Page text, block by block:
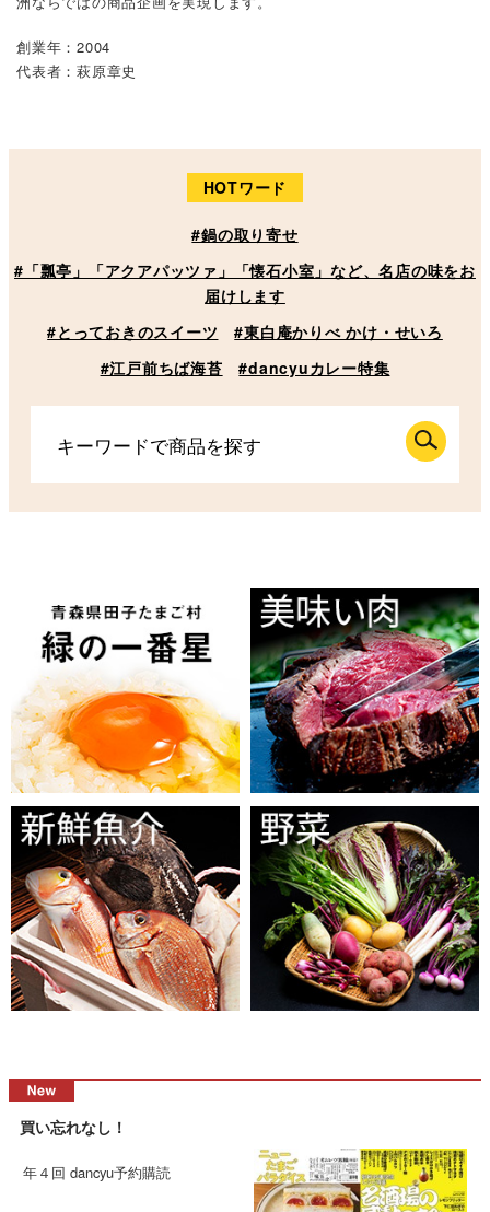
創業年：2004
代表者：萩原章史
HOTワード
#鍋の取り寄せ
#「瓢亭」「アクアパッツァ」「懐石小室」など、名店の味をお
届けします
#とっておきのスイーツ
#東白庵かりべ かけ・せいろ
#江戸前ちば海苔
#dancyuカレー特集
買い忘れなし！
年４回 dancyu予約購読